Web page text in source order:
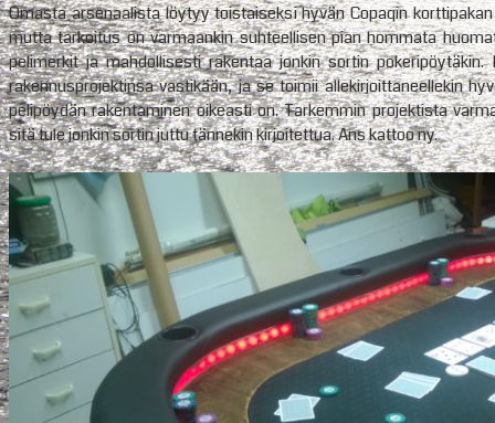
Omasta arsenaalista löytyy toistaiseksi hyvän Copaqin
mutta tarkoitus on varmaankin suhteellisen pian hommata
pelimerkit ja mahdollisesti rakentaa jonkin sortin
rakennusprojektinsa vastikään, ja se toimii allekirjoittaneellekin
pelipöydän rakentaminen oikeasti on. Tarkemmin projektista
sitä tule jonkin sortin juttu tännekin kirjoitettua. Ans kattoo ny.